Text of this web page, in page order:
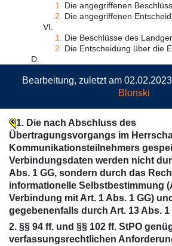
1.
Die angegriffenen
2.
Die angegriffenen
VI.
1.
Die Beschlüsse des
2.
Die Entscheidung über die
D.
Bearbeitung, zuletzt am
Blonski
1. Die nach Abschluss des
Übertragungsvorgangs im
Kommunikationsteilnehmers
Verbindungsdaten werden nicht
Abs. 1 GG, sondern durch das
informationelle Selbstbestimmung
Verbindung mit Art. 1 Abs. 1 GG) und
gegebenenfalls durch Art. 13 Abs. 1
2. §§ 94 ff. und §§ 102 ff. StPO
verfassungsrechtlichen